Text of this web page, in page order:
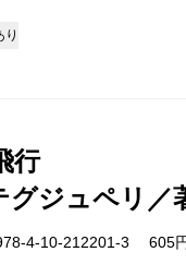
り
行
グジュペリ／
4-10-212201-3 605